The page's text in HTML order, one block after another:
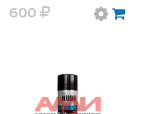
600
БЫСТРЫЙ ПРОСМОТР